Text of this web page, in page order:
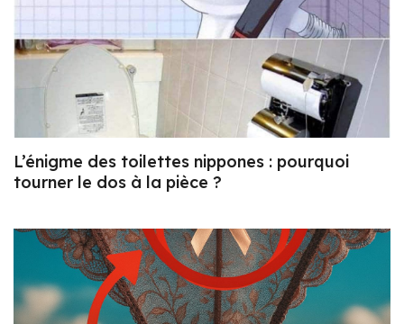
L’énigme des toilettes nippones : pourquoi
tourner le dos à la pièce ?